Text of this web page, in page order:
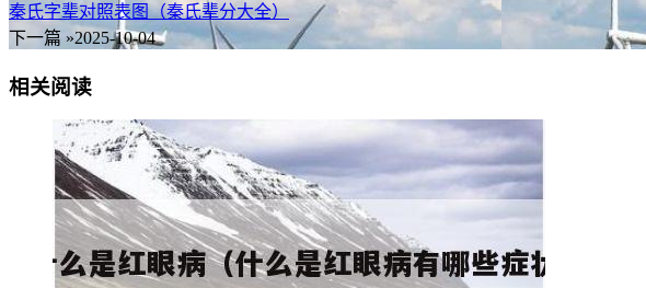
秦氏字辈对照表图（秦氏辈分大全）
下一篇 »2025-10-04
相关阅读